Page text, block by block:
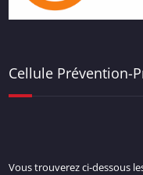
Cellule Prévention-
Vous trouverez ci-dessous